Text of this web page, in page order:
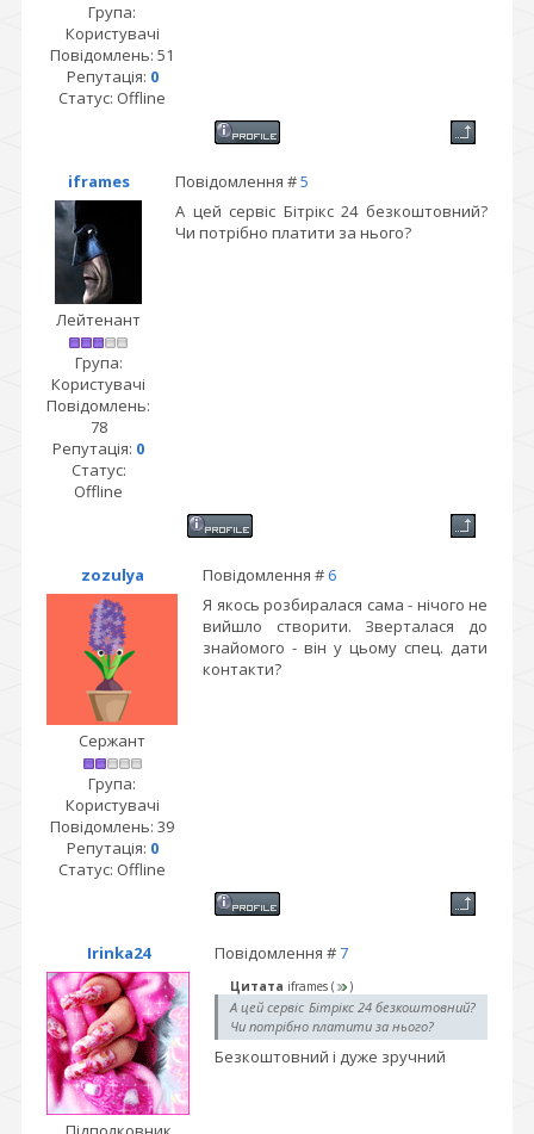
Група:
Користувачі
Повідомлень: 51
Репутація: 0
Статус: Offline
iframes Повідомлення #5
Лейтенант
Група:
Користувачі
Повідомлень:
78
Репутація: 0
Статус:
Offline
А цей сервіс Бітрікс 24 безкоштовний?
Чи потрібно платити за нього?
zozulya Повідомлення # 6
Сержант
Група:
Користувачі
Повідомлень: 39
Репутація: 0
Статус: Offline
Я якось розбиралася сама - нічого не
вийшло створити. Зверталася до
знайомого - він у цьому спец. дати
контакти?
Irinka24 Повідомлення #7
Цитата iframes ( )
А цей сервіс Бітрікс 24 безкоштовний?
Чи потрібно платити за нього?
Безкоштовний і дуже зручний